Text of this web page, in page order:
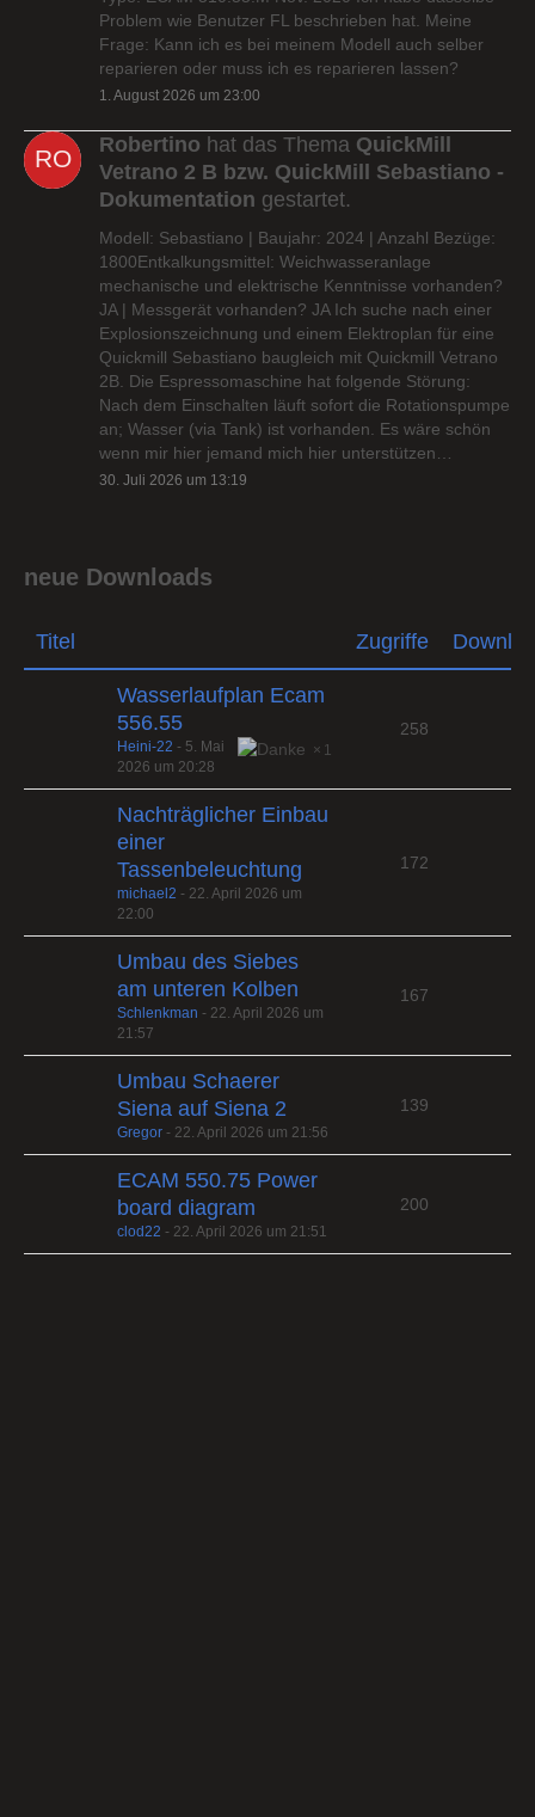
Problem wie Benutzer FL beschrieben hat. Meine
Frage: Kann ich es bei meinem Modell auch selber
reparieren oder muss ich es reparieren lassen?
1. August 2026 um 23:00
Robertino hat das Thema QuickMill
Vetrano 2 B bzw. QuickMill Sebastiano -
Dokumentation gestartet.
Modell: Sebastiano | Baujahr: 2024 | Anzahl Bezüge:
1800Entkalkungsmittel: Weichwasseranlage
mechanische und elektrische Kenntnisse vorhanden?
JA | Messgerät vorhanden? JA Ich suche nach einer
Explosionszeichnung und einem Elektroplan für eine
Quickmill Sebastiano baugleich mit Quickmill Vetrano
2B. Die Espressomaschine hat folgende Störung:
Nach dem Einschalten läuft sofort die Rotationspumpe
an; Wasser (via Tank) ist vorhanden. Es wäre schön
wenn mir hier jemand mich hier unterstützen…
30. Juli 2026 um 13:19
neue Downloads
Titel Zugriffe
Wasserlaufplan Ecam
556.55
1
Heini-22 - 5. Mai
2026 um 20:28
258
Nachträglicher Einbau
einer
Tassenbeleuchtung
michael2 - 22. April 2026 um
22:00
172
Umbau des Siebes
am unteren Kolben
Schlenkman - 22. April 2026 um
21:57
167
Umbau Schaerer
Siena auf Siena 2
Gregor - 22. April 2026 um 21:56
139
ECAM 550.75 Power
board diagram
clod22 - 22. April 2026 um 21:51
200